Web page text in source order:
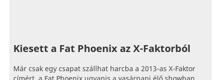
Kiesett a Fat Phoenix az X-Faktorból
Már csak egy csapat szállhat harcba a 2013-as X-Faktor